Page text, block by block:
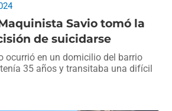
Savio tomó la
de suicidarse
ocurrió en un domicilio del barrio
35 años y transitaba una difícil